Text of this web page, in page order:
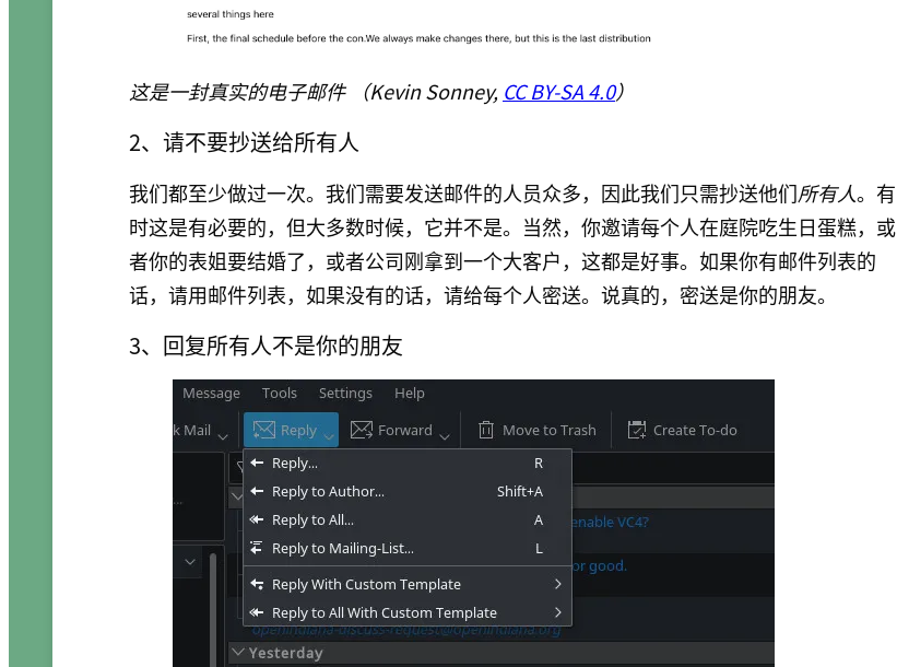
这是一封真实的电子邮件 （Kevin Sonney, CC BY-SA 4.0）
2、请不要抄送给所有人
我们都至少做过一次。我们需要发送邮件的人员众多，因此我们只需抄送他们所有人。有
时这是有必要的，但大多数时候，它并不是。当然，你邀请每个人在庭院吃生日蛋糕，或
者你的表姐要结婚了，或者公司刚拿到一个大客户，这都是好事。如果你有邮件列表的
话，请用邮件列表，如果没有的话，请给每个人密送。说真的，密送是你的朋友。
3、回复所有人不是你的朋友